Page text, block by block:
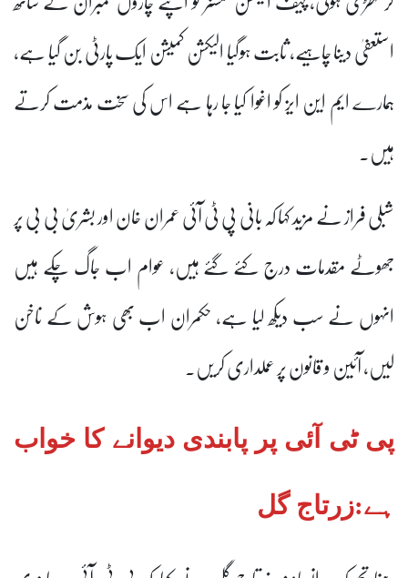
استعفیٰ دینا چاہیے، ثابت ہوگیا الیکشن کمیشن ایک پارٹی بن گیا ہے،
ہمارے ایم این ایز کو اغوا کیا جا رہا ہے اس کی سخت مذمت کرتے
ہیں۔
شبلی فراز نے مزید کہا کہ بانی پی ٹی آئی عمران خان اور بشریٰ بی بی پر
جھوٹے مقدمات درج کئے گئے ہیں، عوام اب جاگ چکے ہیں
انہوں نے سب دیکھ لیا ہے، حکمران اب بھی ہوش کے ناخن
لیں، آئین و قانون پر عملداری کریں۔
پی ٹی آئی پر پابندی دیوانے کا خواب
ہے:زرتاج گل